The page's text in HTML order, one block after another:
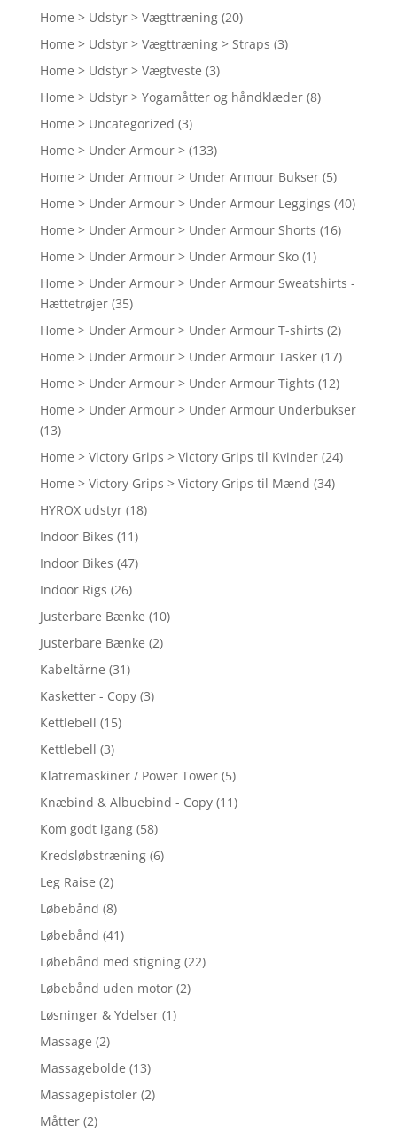
Home > Udstyr > Vægttræning (20)
Home > Udstyr > Vægttræning > Straps (3)
Home > Udstyr > Vægtveste (3)
Home > Udstyr > Yogamåtter og håndklæder (8)
Home > Uncategorized (3)
Home > Under Armour > (133)
Home > Under Armour > Under Armour Bukser (5)
Home > Under Armour > Under Armour Leggings (40)
Home > Under Armour > Under Armour Shorts (16)
Home > Under Armour > Under Armour Sko (1)
Home > Under Armour > Under Armour Sweatshirts -
Hættetrøjer (35)
Home > Under Armour > Under Armour T-shirts (2)
Home > Under Armour > Under Armour Tasker (17)
Home > Under Armour > Under Armour Tights (12)
Home > Under Armour > Under Armour Underbukser
(13)
Home > Victory Grips > Victory Grips til Kvinder (24)
Home > Victory Grips > Victory Grips til Mænd (34)
HYROX udstyr (18)
Indoor Bikes (11)
Indoor Bikes (47)
Indoor Rigs (26)
Justerbare Bænke (10)
Justerbare Bænke (2)
Kabeltårne (31)
Kasketter - Copy (3)
Kettlebell (15)
Kettlebell (3)
Klatremaskiner / Power Tower (5)
Knæbind & Albuebind - Copy (11)
Kom godt igang (58)
Kredsløbstræning (6)
Leg Raise (2)
Løbebånd (8)
Løbebånd (41)
Løbebånd med stigning (22)
Løbebånd uden motor (2)
Løsninger & Ydelser (1)
Massage (2)
Massagebolde (13)
Massagepistoler (2)
Måtter (2)